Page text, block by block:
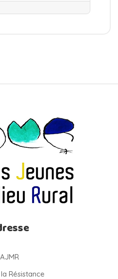
AJMR
Résistance